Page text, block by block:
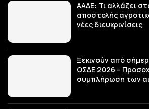
ΑΑΔΕ: Τι αλλάζει
αποστολής
νέες διευκρινίσεις
Ξεκινούν από
ΟΣΔΕ 2026 –
συμπλήρωση των